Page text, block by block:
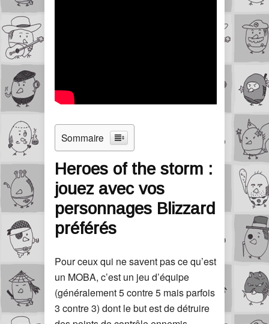
Sommaire
Heroes of the storm :
jouez avec vos
personnages Blizzard
préférés
Pour ceux qui ne savent pas ce qu’est
un MOBA, c’est un jeu d’équipe
(généralement 5 contre 5 mais parfois
3 contre 3) dont le but est de détruire